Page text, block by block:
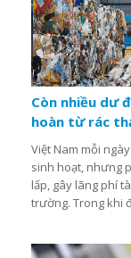
Còn nhiều dư
hoàn từ rác
Việt Nam mỗi
sinh hoạt, nhưng
lấp, gây lãng phí
trường. Trong khi